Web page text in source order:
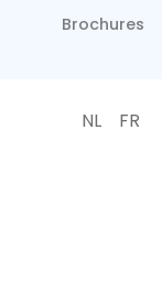
Brochures
NL FR